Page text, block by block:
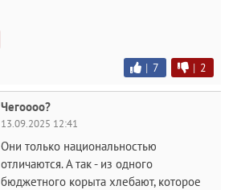
| 7 | 2
Чегоооо?
13.09.2025 12:41
Они только национальностью
отличаются. А так - из одного
бюджетного корыта хлебают, которое